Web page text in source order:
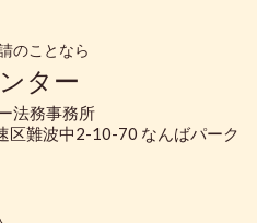
のことなら
ター
法務事務所
区難波中2-10-70 なんばパーク